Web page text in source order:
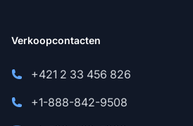
Verkoopcontacten
+421 2 33 456 826
+1-888-842-9508